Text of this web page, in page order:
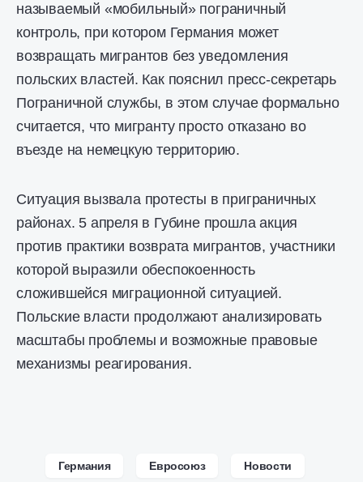
называемый «мобильный» пограничный
контроль, при котором Германия может
возвращать мигрантов без уведомления
польских властей. Как пояснил пресс-секретарь
Пограничной службы, в этом случае формально
считается, что мигранту просто отказано во
въезде на немецкую территорию.
Ситуация вызвала протесты в приграничных
районах. 5 апреля в Губине прошла акция
против практики возврата мигрантов, участники
которой выразили обеспокоенность
сложившейся миграционной ситуацией.
Польские власти продолжают анализировать
масштабы проблемы и возможные правовые
механизмы реагирования.
Германия Евросоюз Новости